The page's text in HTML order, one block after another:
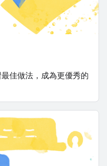
佳做法，成為更優秀的